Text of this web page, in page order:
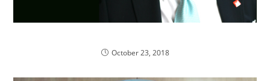
October 23, 2018